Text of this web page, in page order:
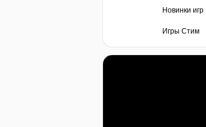
Новинки игр
Игры Стим